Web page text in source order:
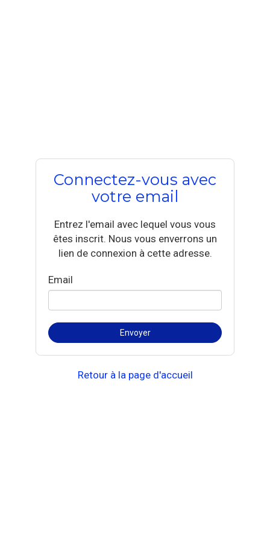
Connectez-vous avec
votre email
Entrez l'email avec lequel vous vous
êtes inscrit. Nous vous enverrons un
lien de connexion à cette adresse.
Email
Retour à la page d'accueil